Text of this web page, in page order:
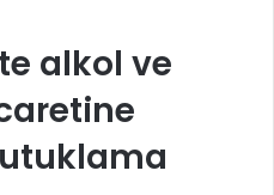
alkol ve